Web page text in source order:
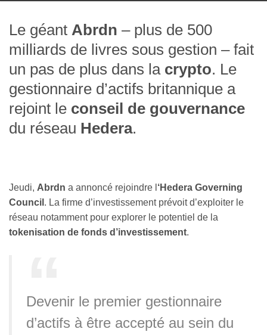
Le géant Abrdn – plus de 500
milliards de livres sous gestion – fait
un pas de plus dans la crypto. Le
gestionnaire d’actifs britannique a
rejoint le conseil de gouvernance
du réseau Hedera.
Jeudi, Abrdn a annoncé rejoindre l ‘Hedera Governing
Council . La firme d’investissement prévoit d’exploiter le
réseau notamment pour explorer le potentiel de la
tokenisation de fonds d’investissement.
Devenir le premier gestionnaire
d’actifs à être accepté au sein du